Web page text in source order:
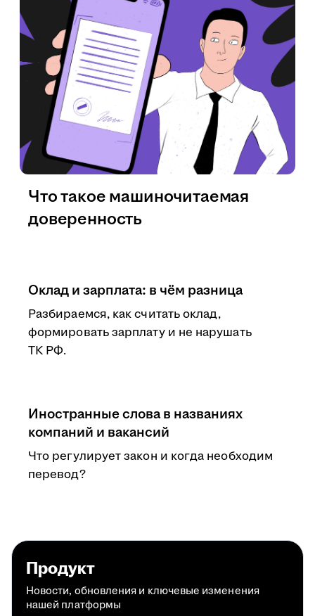
Оклад и зарплата: в чём разница
Разбираемся, как считать оклад,
формировать зарплату и не нарушать
ТК РФ.
Иностранные слова в названиях
компаний и вакансий
Что регулирует закон и когда необходим
перевод?
Что такое машиночитаемая
доверенность
Продукт
Новости, обновления и ключевые изменения
нашей платформы